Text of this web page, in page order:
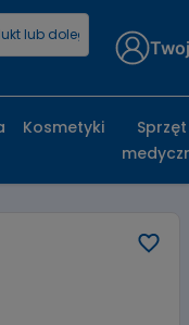
Armii Krajowej
Kosmetyki
Sprzęt